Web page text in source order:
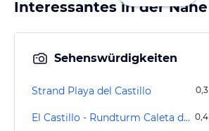
Interessantes in der Nähe
Sehenswürdigkeiten
Strand Playa del Castillo 0,3
El Castillo - Rundturm Caleta de Fuste 0,4